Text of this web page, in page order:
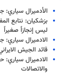
الأدميرال
بزشكيان: نتابع
ليس إنجازاً صغيراً
الادميرال سياري:
قائد الجيش
الادميرال سياري:
والاتصالات